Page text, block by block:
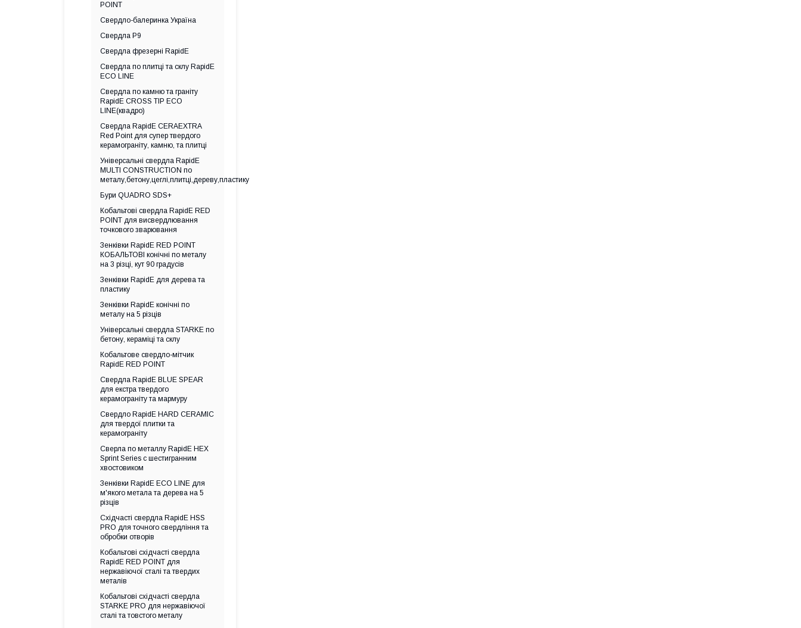
POINT
Свердло-балеринка Україна
Свердла Р9
Свердла фрезерні RapidE
Свердла по плитці та склу RapidE
ECO LINE
Свердла по камню та граніту
RapidE CROSS TIP ECO
LINE(квадро)
Свердла RapidE CERAEXTRA
Red Point для супер твердого
керамограніту, камню, та плитці
Універсальні свердла RapidE
MULTI CONSTRUCTION по
металу,бетону,цеглі,плитці,дереву,пластику
Бури QUADRO SDS+
Кобальтові свердла RapidE RED
POINT для висвердлювання
точкового зварювання
Зенківки RapidE RED POINT
КОБАЛЬТОВІ конічні по металу
на 3 різці, кут 90 градусів
Зенківки RapidE для дерева та
пластику
Зенківки RapidE конічні по
металу на 5 різців
Універсальні свердла STARKE по
бетону, кераміці та склу
Кобальтове свердло-мітчик
RapidE RED POINT
Свердла RapidE BLUE SPEAR
для екстра твердого
керамограніту та мармуру
Свердло RapidE HARD CERAMIC
для твердої плитки та
керамограніту
Сверла по металлу RapidE HEX
Sprint Series с шестигранним
хвостовиком
Зенківки RapidE ECO LINE для
м'якого метала та дерева на 5
різців
Східчасті свердла RapidE HSS
PRO для точного свердління та
обробки отворів
Кобальтові східчасті свердла
RapidE RED POINT для
нержавіючої сталі та твердих
металів
Кобальтові східчасті свердла
STARKE PRO для нержавіючої
сталі та товстого металу